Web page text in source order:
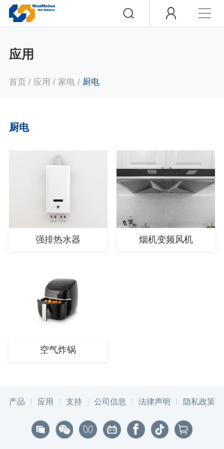
应用
首页 / 应用 / 家电/ 厨电
厨电
强排热水器 烟机变频风机
空气炸锅
产品 应用 支持 公司信息 法律声明 隐私政策